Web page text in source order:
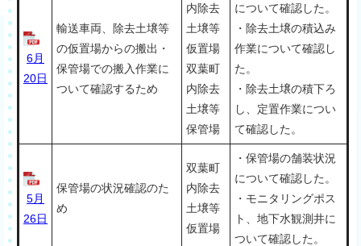
6月
20日
輸送車両、除去土壌等
の仮置場からの搬出・
保管場での搬入作業に
ついて確認するため
内除去
土壌等
仮置場
双葉町
内除去
土壌等
保管場
について確認した。
・除去土壌の積込み
作業について確認し
た。
・除去土壌の積下ろ
し、定置作業につい
て確認した。
5月
26日
保管場の状況確認のた
め
双葉町
内除去
土壌等
仮置場
・保管場の舗装状況
について確認した。
・モニタリングポス
ト、地下水観測井に
ついて確認した。